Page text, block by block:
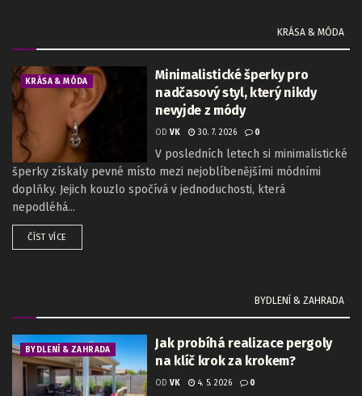
KRÁSA & MÓDA
KRÁSA & MÓDA
Minimalistické šperky pro
nadčasový styl, který nikdy
nevyjde z módy
OD VK 30. 7. 2026 0
V posledních letech si minimalistické
šperky získaly pevné místo mezi nejoblíbenějšími módními
doplňky. Jejich kouzlo spočívá v jednoduchosti, která
nepodléhá...
ČÍST VÍCE
BYDLENÍ & ZAHRADA
BYDLENÍ & ZAHRADA
Jak probíhá realizace pergoly
na klíč krok za krokem?
OD VK 4. 5. 2026 0